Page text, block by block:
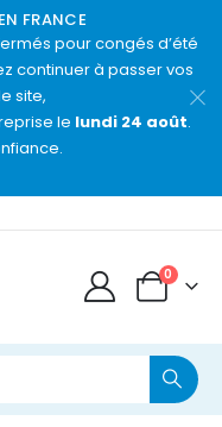
FRANCE
pour congés d’été
continuer à passer vos
site,
le lundi 24 août.
0